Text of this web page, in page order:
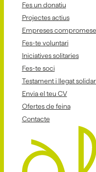
Fes un donatiu
Projectes actius
Empreses
Fes-te voluntari
Iniciatives solitaries
Fes-te soci
Testament i llegat
Envia el teu CV
Ofertes de feina
Contacte